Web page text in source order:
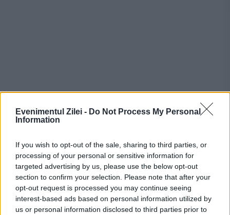
Evenimentul Zilei - Do Not Process My Personal
Information
If you wish to opt-out of the sale, sharing to third parties, or
processing of your personal or sensitive information for
targeted advertising by us, please use the below opt-out
section to confirm your selection. Please note that after your
opt-out request is processed you may continue seeing
interest-based ads based on personal information utilized by
us or personal information disclosed to third parties prior to
Recomandările noastre